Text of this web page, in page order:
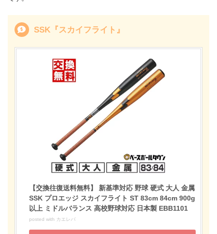
SSK『スカイフライト』
【交換往復送料無料】 新基準対応 野球 硬式 大人 金属
SSK プロエッジ スカイフライト ST 83cm 84cm 900g
以上 ミドルバランス 高校野球対応 日本製 EBB1101
posted with カエレバ